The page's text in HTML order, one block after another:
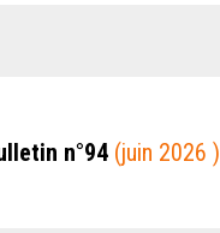
n°94(juin 2026 )